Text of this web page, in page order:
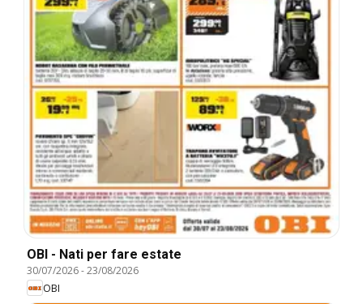
OBI - Nati per fare estate
30/07/2026-23/08/2026
OBI